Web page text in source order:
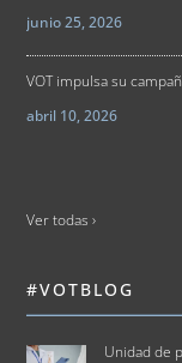
junio 25, 2026
VOT impulsa su
abril 10, 2026
Ver todas ›
#VOTBLOG
Unidad de